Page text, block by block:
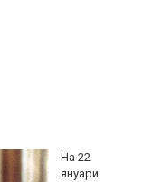
На 22
януари